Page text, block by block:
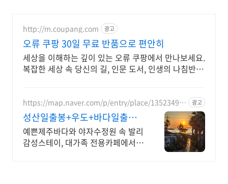
http://m.coupang.com 광고
오류 쿠팡 30일 무료 반품으로 편안히
세상을 이해하는 깊이 있는 오류 쿠팡에서 만나보세요.
복잡한 세상 속 당신의 길, 인문 도서, 인생의 나침반이
https://map.naver.com/p/entry/place/13523495
77
광고
성산일출봉+우도+바다일출뷰
제주 속 발리, 오션뷰끝판왕
예쁜제주바다와 야자수정원 속 발리
감성스테이, 대가족 전용카페에서